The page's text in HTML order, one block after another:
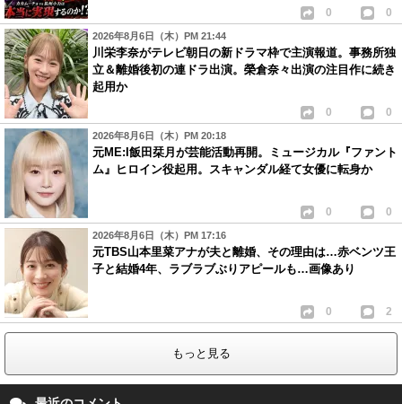
0 0
2026年8月6日（木）PM 21:44
川栄李奈がテレビ朝日の新ドラマ枠で主演報道。事務所独
立＆離婚後初の連ドラ出演。榮倉奈々出演の注目作に続き
起用か
0 0
2026年8月6日（木）PM 20:18
元ME:I飯田栞月が芸能活動再開。ミュージカル『ファント
ム』ヒロイン役起用。スキャンダル経て女優に転身か
0 0
2026年8月6日（木）PM 17:16
元TBS山本里菜アナが夫と離婚、その理由は…赤ベンツ王
子と結婚4年、ラブラブぶりアピールも…画像あり
0 2
もっと見る